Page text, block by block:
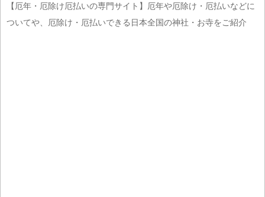
【厄年・厄除け厄払いの専門サイト】厄年や厄除け・厄払いなどに
ついてや、厄除け・厄払いできる日本全国の神社・お寺をご紹介